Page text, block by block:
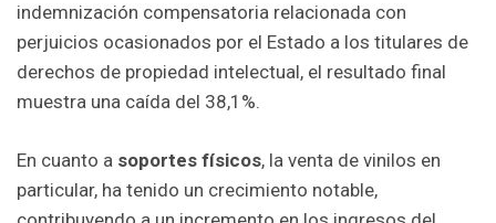
indemnización compensatoria relacionada con
perjuicios ocasionados por el Estado a los titulares de
derechos de propiedad intelectual, el resultado final
muestra una caída del 38,1%.
En cuanto a soportes físicos, la venta de vinilos en
particular, ha tenido un crecimiento notable,